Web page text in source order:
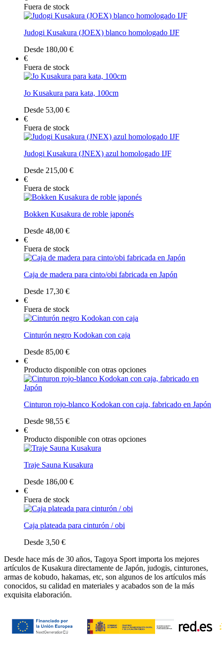
Fuera de stock
Judogi Kusakura (JOEX) blanco homologado IJF
Desde 180,00 €
€
Fuera de stock
Jo Kusakura para kata, 100cm
Desde 53,00 €
€
Fuera de stock
Judogi Kusakura (JNEX) azul homologado IJF
Desde 215,00 €
€
Fuera de stock
Bokken Kusakura de roble japonés
Desde 48,00 €
€
Fuera de stock
Caja de madera para cinto/obi fabricada en Japón
Desde 17,30 €
€
Fuera de stock
Cinturón negro Kodokan con caja
Desde 85,00 €
€
Producto disponible con otras opciones
Cinturon rojo-blanco Kodokan con caja, fabricado en Japón
Desde 98,55 €
€
Producto disponible con otras opciones
Traje Sauna Kusakura
Desde 186,00 €
€
Fuera de stock
Caja plateada para cinturón / obi
Desde 3,50 €
Desde hace más de 30 años, Tagoya Sport importa los mejores
artículos de Kusakura directamente de Japón, judogis, cinturones,
armas de kobudo, hakamas, etc, son algunos de los artículos más
conocidos, su calidad en materiales y acabados son de la más
exquisita elaboración.